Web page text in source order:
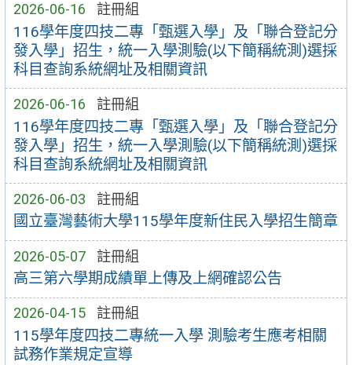
2026-06-16 註冊組
116學年度四技二專「甄選入學」及「聯合登記分
發入學」招生，統一入學測驗(以下簡稱統測)選採
科目查詢系統網址及相關資訊
2026-06-16 註冊組
116學年度四技二專「甄選入學」及「聯合登記分
發入學」招生，統一入學測驗(以下簡稱統測)選採
科目查詢系統網址及相關資訊
2026-06-03 註冊組
國立臺灣藝術大學115學年度新住民入學招生簡章
2026-05-07 註冊組
高三第六學期成績單上傳及上網確認公告
2026-04-15 註冊組
115學年度四技二專統一入學 測驗考生應考相關
試務作業規定宣導